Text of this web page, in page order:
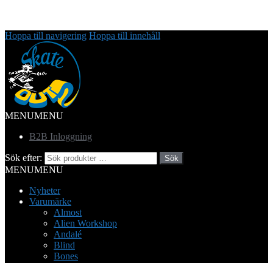
Hoppa till navigering Hoppa till innehåll
MENUMENU
B2B Inloggning
Sök efter: Sök
MENUMENU
Nyheter
Varumärke
Almost
Alien Workshop
Andalé
Blind
Bones